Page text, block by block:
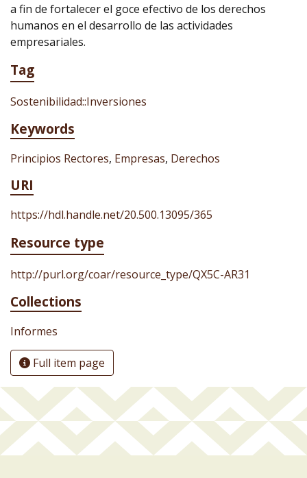
a fin de fortalecer el goce efectivo de los derechos
humanos en el desarrollo de las actividades
empresariales.
Tag
Sostenibilidad::Inversiones
Keywords
Principios Rectores, Empresas, Derechos
URI
https://hdl.handle.net/20.500.13095/365
Resource type
http://purl.org/coar/resource_type/QX5C-AR31
Collections
Informes
Full item page